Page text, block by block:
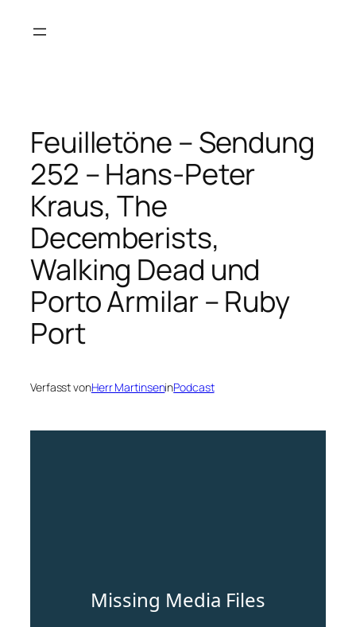
Inhalt
Feuilletöne – Sendung
252 – Hans-Peter
Kraus, The
Decemberists,
Walking Dead und
Porto Armilar – Ruby
Port
Verfasst vonHerr MartinseninPodcast